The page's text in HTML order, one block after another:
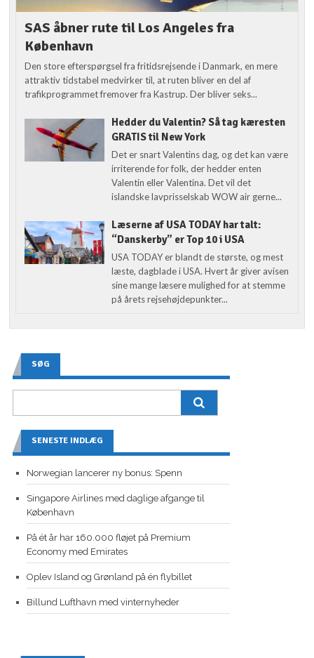
SAS åbner rute til Los Angeles fra
København
Den store efterspørgsel fra fritidsrejsende i Danmark, en mere
attraktiv tidstabel medvirker til, at ruten bliver en del af
trafikprogrammet fremover fra Kastrup. Der bliver seks...
Hedder du Valentin? Så tag kæresten
GRATIS til New York
Det er snart Valentins dag, og det kan være
irriterende for folk, der hedder enten
Valentin eller Valentina. Det vil det
islandske lavprisselskab WOW air gerne...
Læserne af USA TODAY har talt:
“Danskerby” er Top 10 i USA
USA TODAY er blandt de største, og mest
læste, dagblade i USA. Hvert år giver avisen
sine mange læsere mulighed for at stemme
på årets rejsehøjdepunkter...
SØG
SENESTE INDLÆG
Norwegian lancerer ny bonus: Spenn
Singapore Airlines med daglige afgange til
København
På ét år har 160.000 fløjet på Premium
Economy med Emirates
Oplev Island og Grønland på én flybillet
Billund Lufthavn med vinternyheder